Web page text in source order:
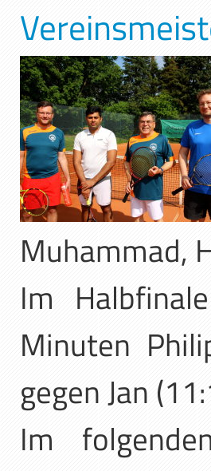
Muhammad,
Im
Minuten
gegen Jan
Im